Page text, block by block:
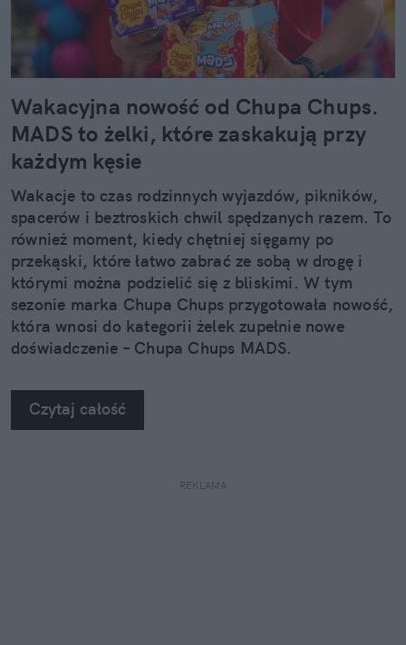
Wakacyjna nowość od Chupa Chups.
MADS to żelki, które zaskakują przy
każdym kęsie
Wakacje to czas rodzinnych wyjazdów, pikników,
spacerów i beztroskich chwil spędzanych razem. To
również moment, kiedy chętniej sięgamy po
przekąski, które łatwo zabrać ze sobą w drogę i
którymi można podzielić się z bliskimi. W tym
sezonie marka Chupa Chups przygotowała nowość,
która wnosi do kategorii żelek zupełnie nowe
doświadczenie – Chupa Chups MADS.
Czytaj całość
REKLAMA